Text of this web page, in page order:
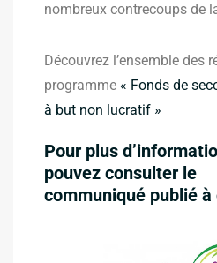
nombreux contrecoups de
Découvrez l’ensemble des
programme « Fonds de
à but non lucratif »
Pour plus
pouvez consulter le
communiqué publié à